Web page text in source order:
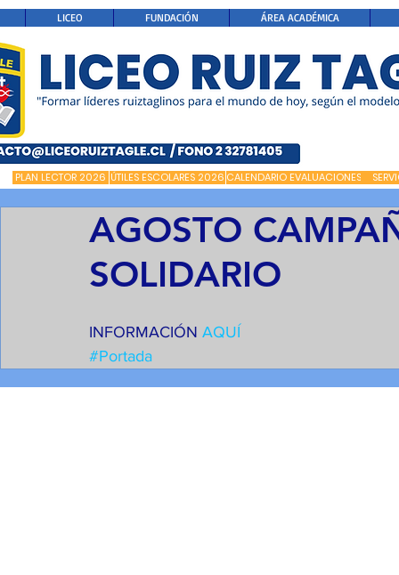
LICEO FUNDACIÓN ÁREA ACADÉMICA
PLAN LECTOR 2026 ÚTILES ESCOLARES 2026 CALENDARIO EVALUACIONES
AGOSTO
SOLIDARIO
INFORMACIÓN AQUÍ
#Portada